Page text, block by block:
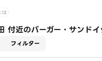
は
付近のバーガー・サンドイ
フィルター